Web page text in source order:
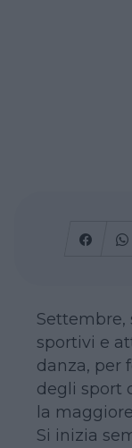
Settembre,
sportivi e
danza, per
degli sport
la
Si inizia